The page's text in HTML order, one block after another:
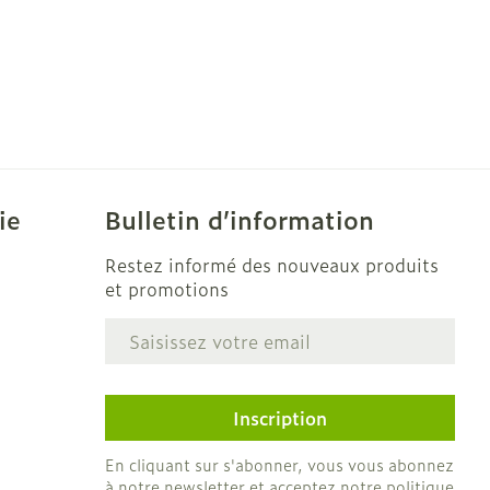
Bulletin d’information
Restez informé des nouveaux produits
et promotions
Inscription
En cliquant sur s'abonner, vous vous abonnez